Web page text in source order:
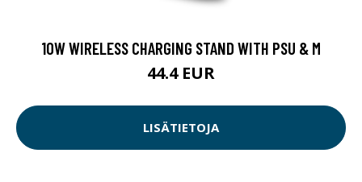
10W WIRELESS CHARGING STAND WITH PSU & M
44.4 EUR
LISÄTIETOJA